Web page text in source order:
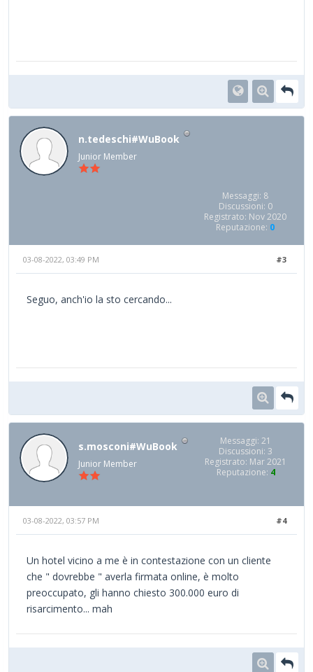
n.tedeschi#WuBook
Junior Member
Messaggi: 8
Discussioni: 0
Registrato: Nov 2020
Reputazione: 0
#3
03-08-2022, 03:49 PM
Seguo, anch'io la sto cercando...
s.mosconi#WuBook
Junior Member
Messaggi: 21
Discussioni: 3
Registrato: Mar 2021
Reputazione: 4
#4
03-08-2022, 03:57 PM
Un hotel vicino a me è in contestazione con un cliente
che " dovrebbe " averla firmata online, è molto
preoccupato, gli hanno chiesto 300.000 euro di
risarcimento... mah